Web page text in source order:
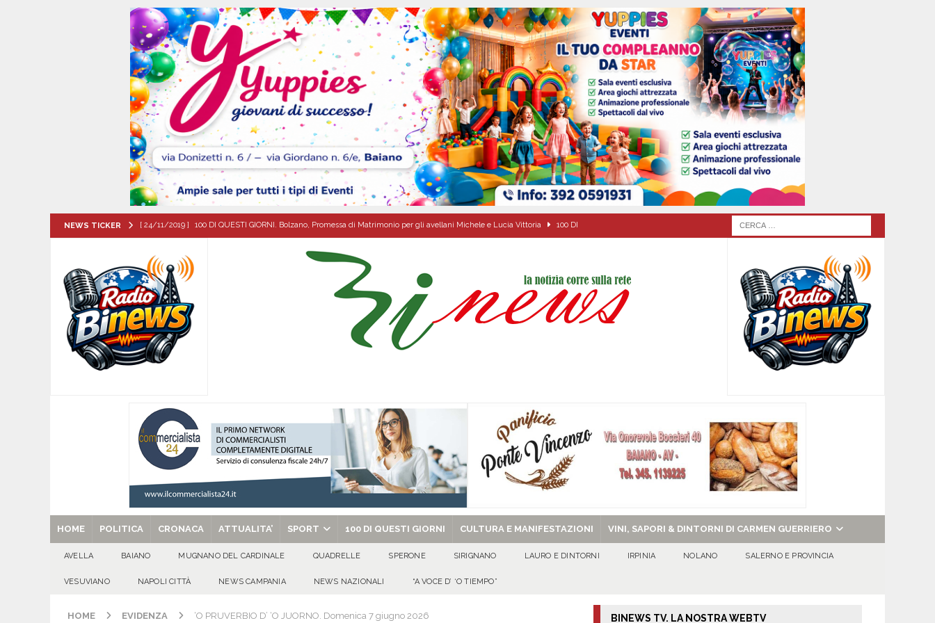
NEWS TICKER [ 24/11/2019 ] 100 DI QUESTI GIORNI. Bolzano, Promessa di Matrimonio per gli avellani Michele e Lucia Vittoria 100 DI
[ 06/08/2026 ] Il comune di Meta di Sorrento stipula protolocco d’intesa con la guardia Agroforestale Italiana
CITTA'
[ 06/08/2026 ] Mugnano del Cardinale, Iolanda Prisco è la nuova agente della Polizia Municipale ATTUALITA'
[ 06/08/2026 ] Lutto ad Avella: è scomparso il dott. Domenico Amato, aveva 85 anni
[ 06/08/2026 ]
[ 06/08/2026 ] VALLESACCARDA, torna CumVivere: la tavola come simbolo di condivisione, armonia e bellezza.
E MANIFESTAZIONI
[ 29/08/2025 ] SANT’Oggi. Venerdì 29 agosto la chiesa celebra il Martirio di san Giovanni Battista e santa Sabina EVIDENZA
HOME POLITICA CRONACA ATTUALITA’ SPORT 100 DI QUESTI GIORNI CULTURA E MANIFESTAZIONI VINI, SAPORI & DINTORNI DI CARMEN GUERRIERO
AVELLA BAIANO MUGNANO DEL CARDINALE QUADRELLE SPERONE SIRIGNANO LAURO E DINTORNI IRPINIA NOLANO SALERNO E PROVINCIA
VESUVIANO NAPOLI CITTÀ NEWS CAMPANIA NEWS NAZIONALI “A VOCE D’ ‘O TIEMPO”
HOME EVIDENZA ‘O PRUVERBIO D’ ‘O JUORNO. Domenica 7 giugno 2026 BINEWS TV. LA NOSTRA WEBTV